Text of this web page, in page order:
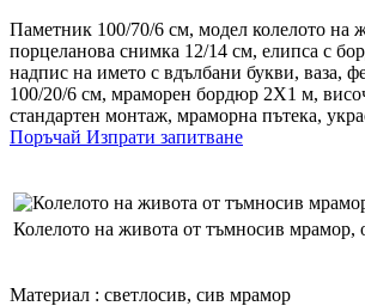
Паметник 100/70/6 см, модел колелото на
порцеланова снимка 12/14 см, елипса с
надпис на името с вдълбани букви, ваза,
100/20/6 см, мраморен бордюр 2Х1 м,
стандартен монтаж, мраморна пътека,
Поръчай Изпрати запитване
Колелото на живота от тъмносив мрамор,
Материал : светлосив, сив мрамор